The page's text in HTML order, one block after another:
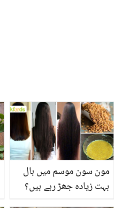
مون سون موسم میں بال
بہت زیادہ جھڑ رہے ہیں؟